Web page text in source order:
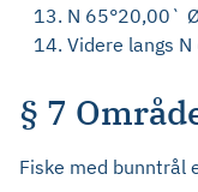
N 65°20,00`
Videre langs
§ 7
Fiske med bunntrål